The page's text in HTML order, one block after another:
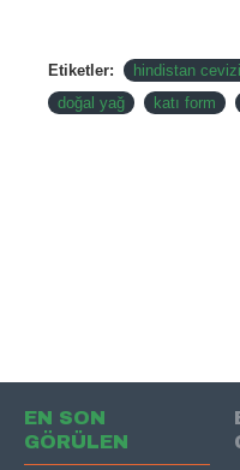
Etiketler: hindistan
doğal yağ
katı form
EN SON
GÖRÜLEN